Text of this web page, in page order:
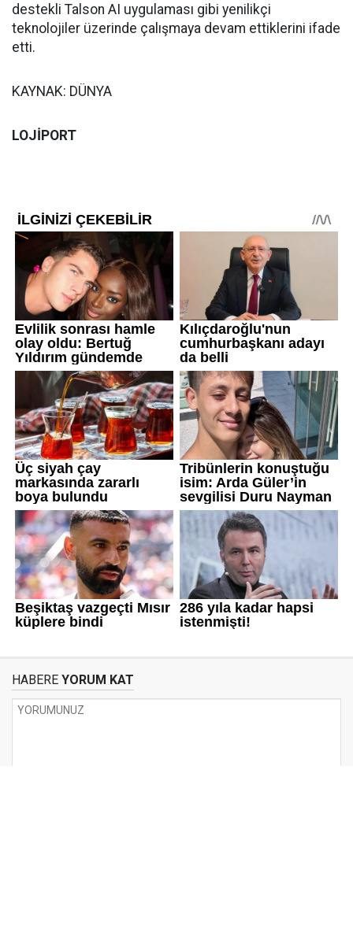
destekli Talson AI uygulaması gibi yenilikçi
teknolojiler üzerinde çalışmaya devam ettiklerini ifade
etti.
KAYNAK: DÜNYA
LOJİPORT
HABERE YORUM KAT